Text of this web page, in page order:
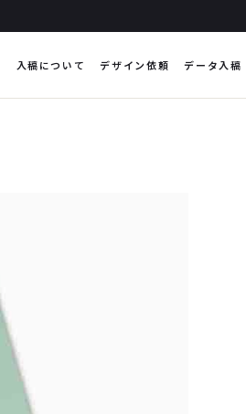
入稿について デザイン依頼 データ入稿